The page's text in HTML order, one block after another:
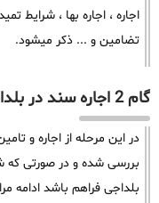
اجاره ، اجاره بها ، شرایط
تضامین و ... ذکر میشود.
گام 2 اجاره سند در بلداجی (بررسی پرونده)
در این مرحله از اجاره و
بررسی شده و در صورتی که
بلداجی فراهم باشد ادامه